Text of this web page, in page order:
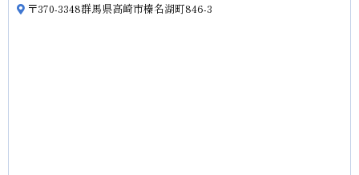
〒370-3348群馬県高崎市榛名湖町846-3